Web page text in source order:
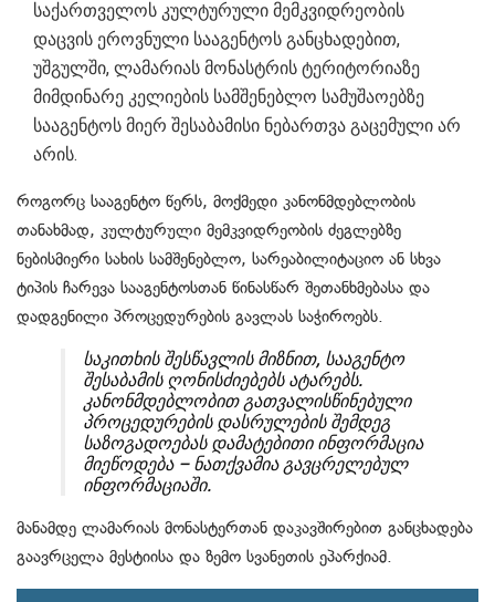
საქართველოს კულტურული მემკვიდრეობის
დაცვის ეროვნული სააგენტოს განცხადებით,
უშგულში, ლამარიას მონასტრის ტერიტორიაზე
მიმდინარე კელიების სამშენებლო სამუშაოებზე
სააგენტოს მიერ შესაბამისი ნებართვა გაცემული არ
არის.
როგორც სააგენტო წერს, მოქმედი კანონმდებლობის
თანახმად, კულტურული მემკვიდრეობის ძეგლებზე
ნებისმიერი სახის სამშენებლო, სარეაბილიტაციო ან სხვა
ტიპის ჩარევა სააგენტოსთან წინასწარ შეთანხმებასა და
დადგენილი პროცედურების გავლას საჭიროებს.
საკითხის შესწავლის მიზნით, სააგენტო
შესაბამის ღონისძიებებს ატარებს.
კანონმდებლობით გათვალისწინებული
პროცედურების დასრულების შემდეგ
საზოგადოებას დამატებითი ინფორმაცია
მიეწოდება – ნათქვამია გავცრელებულ
ინფორმაციაში.
მანამდე ლამარიას მონასტერთან დაკავშირებით განცხადება
გაავრცელა მესტიისა და ზემო სვანეთის ეპარქიამ.